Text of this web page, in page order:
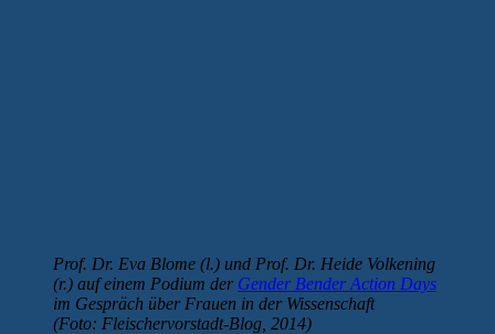
Prof. Dr. Eva Blome (l.) und Prof. Dr. Heide Volkening
(r.) auf einem Podium der Gender Bender Action Days
im Gespräch über Frauen in der Wissenschaft
(Foto: Fleischervorstadt-Blog, 2014)